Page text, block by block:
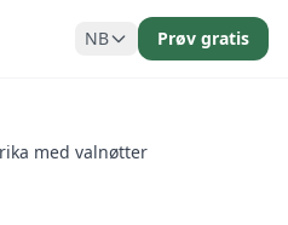
NB Prøv gratis
med valnøtter